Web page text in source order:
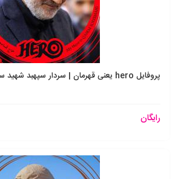
پروفایل hero یعنی قهرمان | سردار سپهبد شهید سلیمانی
رایگان